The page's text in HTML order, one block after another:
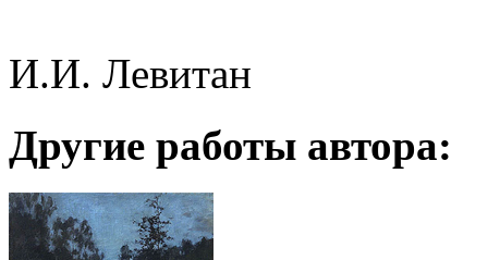
И.И. Левитан
Другие работы автора: